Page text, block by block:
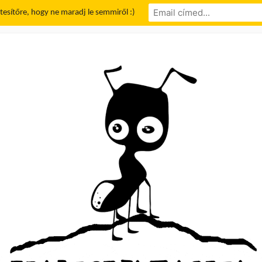
hogy ne maradj le semmiről :)